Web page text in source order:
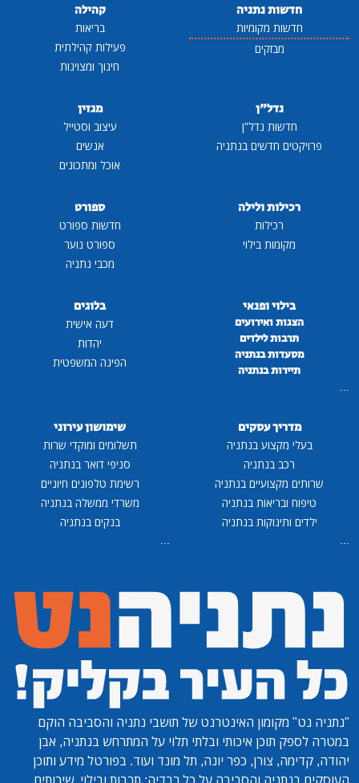
חדשות נתניה
חדשות מקומיות
מבזקים
קהילה
בריאות
פעילות קהילתית
חינוך ומצוינות
נדל"ן
חדשות נדל"ן
פרויקטים חדשים בנתניה
מגזין
עיצוב וסטייל
אנשים
אוכל ומתכונים
רכילות ולילה
רכילות
מקומות בילוי
ספורט
חדשות ספורט
ספורט נוער
מכבי נתניה
בילוי ופנאי
הצגות ואירועים
תרבות לילדים
מסעדות בנתניה
תיירות בנתניה
...
בלוגים
דעה אישית
יהדות
הפינה המשפטית
מדריך עסקים
בעלי מקצוע בנתניה
רכב בנתניה
שרותים מקצועיים בנתניה
טיפוח ובריאות בנתניה
ילדים ותינוקות בנתניה
...
שימושון עירוני
תשלומים ומוקדי שרות
סניפי דואר בנתניה
רשימת טלפונים חיוניים
משרדי ממשלה בנתניה
בנקים בנתניה
...
"נתניה נט" מקומון האינטרנט של תושבי נתניה והסביבה הוקם
במטרה לספק תוכן איכותי ובלתי תלוי על המתרחש בנתניה, אבן
יהודה, קדימה, צורן, כפר יונה, תל מונד ועוד. בפורטל מידע ותוכן